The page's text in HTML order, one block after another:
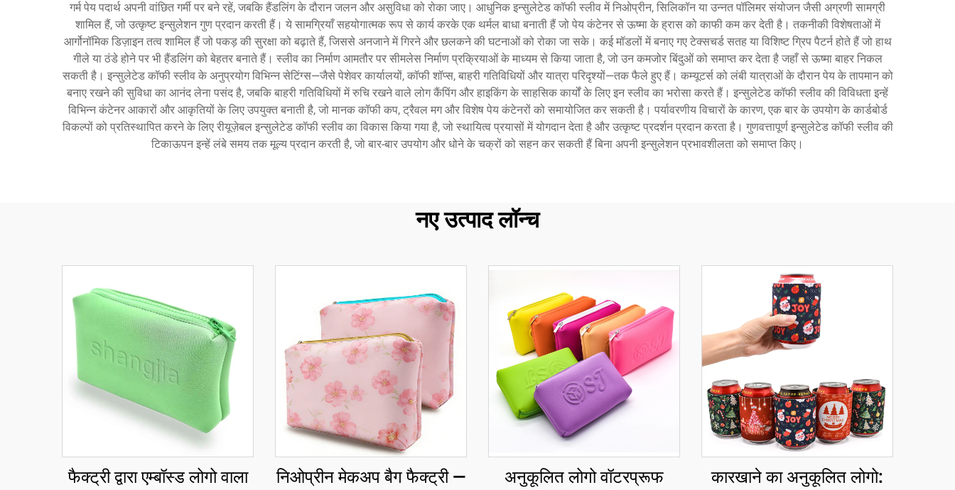
गर्म पेय पदार्थ अपनी वांछित गर्मी पर बने रहें, जबकि हैंडलिंग के दौरान जलन और असुविधा को रोका जाए। आधुनिक इन्सुलेटेड कॉफी स्लीव में निओप्रीन, सिलिकॉन या उन्नत पॉलिमर संयोजन जैसी अग्रणी सामग्री
शामिल हैं, जो उत्कृष्ट इन्सुलेशन गुण प्रदान करती हैं। ये सामग्रियाँ सहयोगात्मक रूप से कार्य करके एक थर्मल बाधा बनाती हैं जो पेय कंटेनर से ऊष्मा के ह्रास को काफी कम कर देती है। तकनीकी विशेषताओं में
आर्गोनॉमिक डिज़ाइन तत्व शामिल हैं जो पकड़ की सुरक्षा को बढ़ाते हैं, जिससे अनजाने में गिरने और छलकने की घटनाओं को रोका जा सके। कई मॉडलों में बनाए गए टेक्सचर्ड सतह या विशिष्ट ग्रिप पैटर्न होते हैं जो हाथ
गीले या ठंडे होने पर भी हैंडलिंग को बेहतर बनाते हैं। स्लीव का निर्माण आमतौर पर सीमलेस निर्माण प्रक्रियाओं के माध्यम से किया जाता है, जो उन कमजोर बिंदुओं को समाप्त कर देता है जहाँ से ऊष्मा बाहर निकल
सकती है। इन्सुलेटेड कॉफी स्लीव के अनुप्रयोग विभिन्न सेटिंग्स—जैसे पेशेवर कार्यालयों, कॉफी शॉप्स, बाहरी गतिविधियों और यात्रा परिदृश्यों—तक फैले हुए हैं। कम्यूटर्स को लंबी यात्राओं के दौरान पेय के तापमान को
बनाए रखने की सुविधा का आनंद लेना पसंद है, जबकि बाहरी गतिविधियों में रुचि रखने वाले लोग कैंपिंग और हाइकिंग के साहसिक कार्यों के लिए इन स्लीव का भरोसा करते हैं। इन्सुलेटेड कॉफी स्लीव की विविधता इन्हें
विभिन्न कंटेनर आकारों और आकृतियों के लिए उपयुक्त बनाती है, जो मानक कॉफी कप, ट्रैवल मग और विशेष पेय कंटेनरों को समायोजित कर सकती है। पर्यावरणीय विचारों के कारण, एक बार के उपयोग के कार्डबोर्ड
विकल्पों को प्रतिस्थापित करने के लिए रीयूज़ेबल इन्सुलेटेड कॉफी स्लीव का विकास किया गया है, जो स्थायित्व प्रयासों में योगदान देता है और उत्कृष्ट प्रदर्शन प्रदान करता है। गुणवत्तापूर्ण इन्सुलेटेड कॉफी स्लीव की
टिकाऊपन इन्हें लंबे समय तक मूल्य प्रदान करती है, जो बार-बार उपयोग और धोने के चक्रों को सहन कर सकती हैं बिना अपनी इन्सुलेशन प्रभावशीलता को समाप्त किए।
नए उत्पाद लॉन्च
फैक्ट्री द्वारा एम्बॉस्ड लोगो वाला
निओप्रीन मेकअप बैग फैक्ट्री —
अनुकूलित लोगो वॉटरप्रूफ
कारखाने का अनुकूलित लोगो: